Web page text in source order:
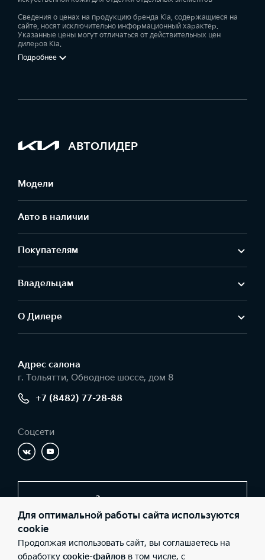
Сведения о ценах на продукцию бренда Kia, содержащиеся на
сайте, носят исключительно информационный характер.
Указанные цены могут отличаться от действительных цен
дилеров Kia.
Подробнее
АВТОЛИДЕР
Модели
Авто в наличии
Покупателям
Владельцам
О Дилере
Адрес салонa
г. Тольятти, Обводное шоссе, дом 8
+7 (8482) 77-28-88
Соцсети
Заказать звонок
© 2026 Юридические лица ООО «Автолидер» (Фактический
адрес: г. Тольятти, Обводное шоссе, дом 8; Телефон: +7 (8482)
Для оптимальной работы сайта используются
cookie
Продолжая использовать сайт, вы соглашаетесь на
обработку cookie-файлов в том числе, с